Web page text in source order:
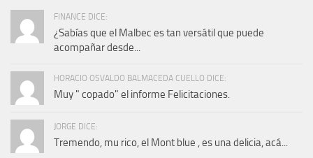
FINANCE DICE:
¿Sabías que el Malbec es tan versátil que puede
acompañar desde...
HORACIO OSVALDO BALMACEDA CUELLO DICE:
Muy " copado" el informe Felicitaciones.
JORGE DICE:
Tremendo, mu rico, el Mont blue , es una delicia, acá...